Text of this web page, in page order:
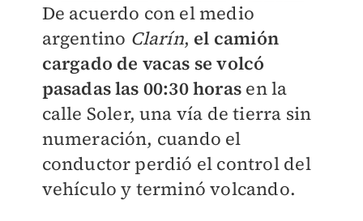
De acuerdo con el medio
argentino Clarín, el camión
cargado de vacas se volcó
pasadas las 00:30 horas en la
calle Soler, una vía de tierra sin
numeración, cuando el
conductor perdió el control del
vehículo y terminó volcando.